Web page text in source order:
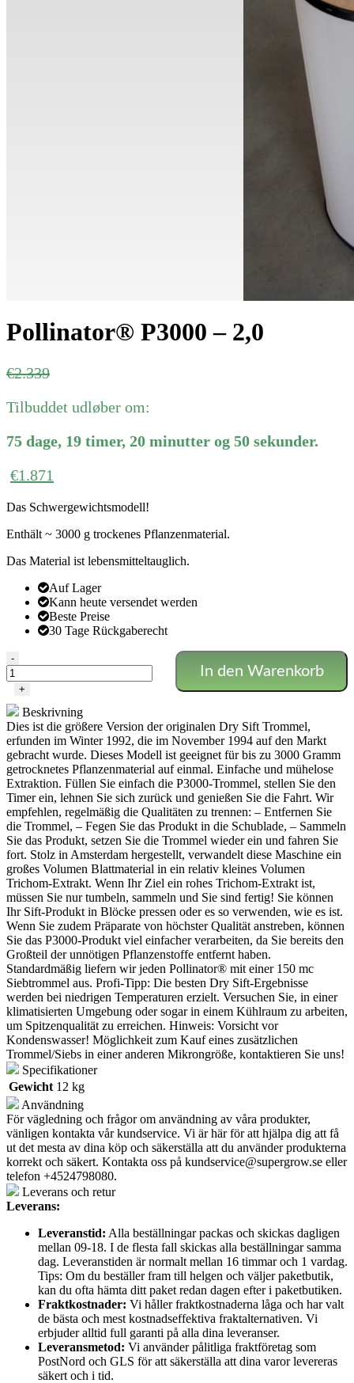
Pollinator® P3000 – 2,0
Ursprünglicher
war:
€2.339Aktueller
ist:
Tilbuddet udløber om:
75 dage, 19 timer, 20 minutter og 50 sekunder.
€1.871
Das Schwergewichtsmodell!
Enthält ~ 3000 g trockenes Pflanzenmaterial.
Das Material ist lebensmitteltauglich.
Auf Lager
Kann heute versendet werden
Beste Preise
30 Tage Rückgaberecht
Pollinator®
P3000
-
Menge
-
+
In den Warenkorb
Beskrivning
Dies ist die größere Version der originalen Dry Sift Trommel,
erfunden im Winter 1992, die im November 1994 auf den Markt
gebracht wurde. Dieses Modell ist geeignet für bis zu 3000 Gramm
getrocknetes Pflanzenmaterial auf einmal. Einfache und mühelose
Extraktion. Füllen Sie einfach die P3000-Trommel, stellen Sie den
Timer ein, lehnen Sie sich zurück und genießen Sie die Fahrt. Wir
empfehlen, regelmäßig die Qualitäten zu trennen: – Entfernen Sie
die Trommel, – Fegen Sie das Produkt in die Schublade, – Sammeln
Sie das Produkt, setzen Sie die Trommel wieder ein und fahren Sie
fort. Stolz in Amsterdam hergestellt, verwandelt diese Maschine ein
großes Volumen Blattmaterial in ein relativ kleines Volumen
Trichom-Extrakt. Wenn Ihr Ziel ein rohes Trichom-Extrakt ist,
müssen Sie nur tumbeln, sammeln und Sie sind fertig! Sie können
Ihr Sift-Produkt in Blöcke pressen oder es so verwenden, wie es ist.
Wenn Sie zudem Präparate von höchster Qualität anstreben, können
Sie das P3000-Produkt viel einfacher verarbeiten, da Sie bereits den
Großteil der unnötigen Pflanzenstoffe entfernt haben.
Standardmäßig liefern wir jeden Pollinator® mit einer 150 mc
Siebtrommel aus. Profi-Tipp: Die besten Dry Sift-Ergebnisse
werden bei niedrigen Temperaturen erzielt. Versuchen Sie, in einer
klimatisierten Umgebung oder sogar in einem Kühlraum zu arbeiten,
um Spitzenqualität zu erreichen. Hinweis: Vorsicht vor
Kondenswasser! Möglichkeit zum Kauf eines zusätzlichen
Trommel/Siebs in einer anderen Mikrongröße, kontaktieren Sie uns!
Specifikationer
Gewicht 12 kg
Användning
För vägledning och frågor om användning av våra produkter,
vänligen kontakta vår kundservice. Vi är här för att hjälpa dig att få
ut det mesta av dina köp och säkerställa att du använder produkterna
korrekt och säkert. Kontakta oss på kundservice@supergrow.se eller
telefon +4524798080.
Leverans och retur
Leverans:
Leveranstid: Alla beställningar packas och skickas dagligen
mellan 09-18. I de flesta fall skickas alla beställningar samma
dag. Leveranstiden är normalt mellan 16 timmar och 1 vardag.
Tips: Om du beställer fram till helgen och väljer paketbutik,
kan du ofta hämta ditt paket redan dagen efter i paketbutiken.
Fraktkostnader: Vi håller fraktkostnaderna låga och har valt
de bästa och mest kostnadseffektiva fraktalternativen. Vi
erbjuder alltid full garanti på alla dina leveranser.
Leveransmetod: Vi använder pålitliga fraktföretag som
PostNord och GLS för att säkerställa att dina varor levereras
säkert och i tid.